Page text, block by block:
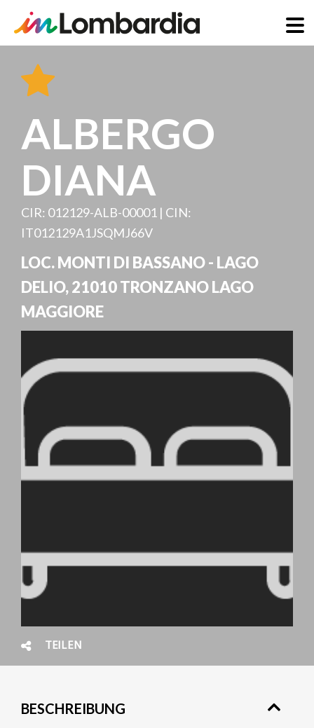
zum
Inhalt
ALBERGO
DIANA
CIR: 012129-ALB-00001 | CIN:
IT012129A1JSQMJ66V
LOC. MONTI DI BASSANO - LAGO
DELIO,21010TRONZANO LAGO
MAGGIORE
TEILEN
BESCHREIBUNG